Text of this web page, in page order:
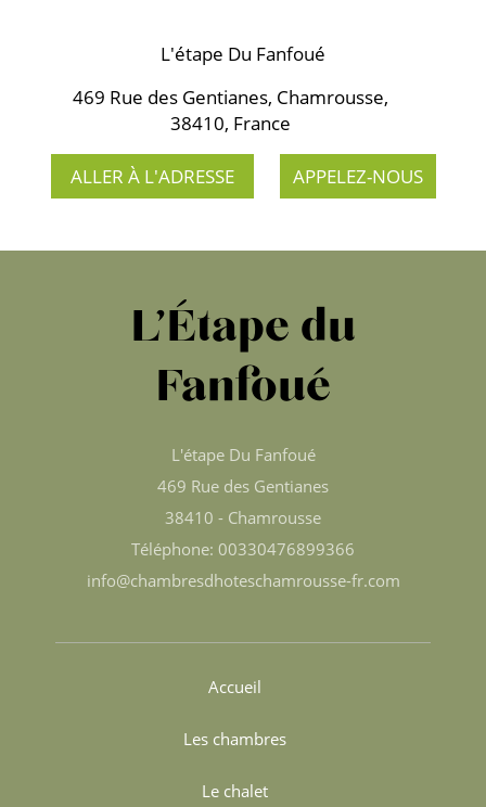
L'étape Du Fanfoué
469 Rue des Gentianes, Chamrousse,
38410, France
ALLER À L'ADRESSE APPELEZ-NOUS
L’Étape du
Fanfoué
L'étape Du Fanfoué
469 Rue des Gentianes
38410 - Chamrousse
Téléphone: 00330476899366
info@chambresdhoteschamrousse-fr.com
Accueil
Les chambres
Le chalet